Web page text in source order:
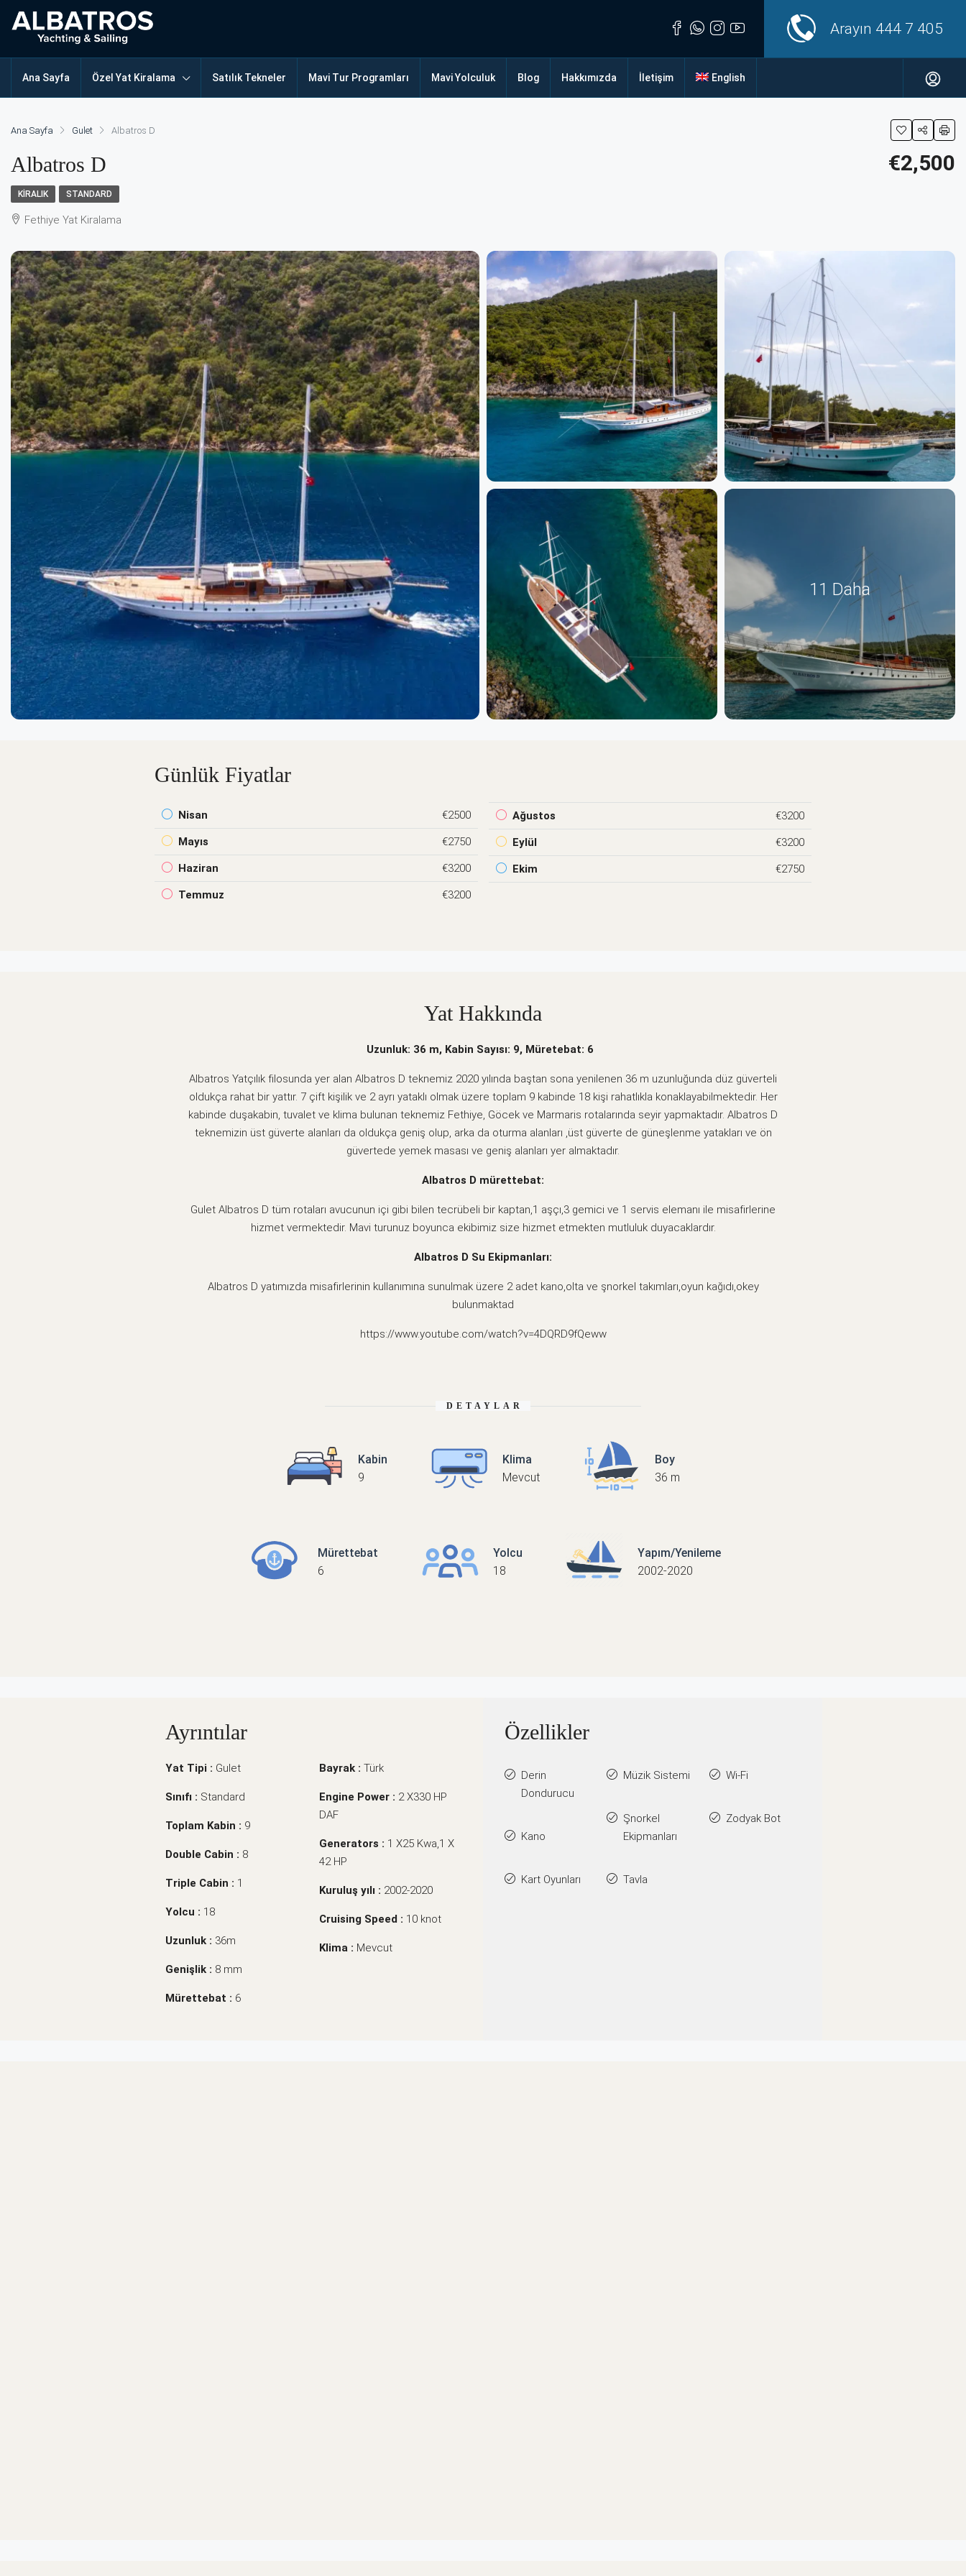
Arayın 444 7 405
Ana Sayfa Özel Yat Kiralama Satılık Tekneler Mavi Tur Programları Mavi Yolculuk Blog Hakkımızda İletişim English
Ana Sayfa Gulet Albatros D
Albatros D €2,500
KIRALIK STANDARD
Fethiye Yat Kiralama
11 Daha
Günlük Fiyatlar
Nisan €2500
Mayıs €2750
Haziran €3200
Temmuz €3200
Ağustos €3200
Eylül €3200
Ekim €2750
Yat Hakkında
Uzunluk: 36 m, Kabin Sayısı: 9, Müretebat: 6
Albatros Yatçılık filosunda yer alan Albatros D teknemiz 2020 yılında baştan sona yenilenen 36 m uzunluğunda düz güverteli
oldukça rahat bir yattır. 7 çift kişilik ve 2 ayrı yataklı olmak üzere toplam 9 kabinde 18 kişi rahatlıkla konaklayabilmektedir. Her
kabinde duşakabin, tuvalet ve klima bulunan teknemiz Fethiye, Göcek ve Marmaris rotalarında seyir yapmaktadır. Albatros D
teknemizin üst güverte alanları da oldukça geniş olup, arka da oturma alanları ,üst güverte de güneşlenme yatakları ve ön
güvertede yemek masası ve geniş alanları yer almaktadır.
Albatros D mürettebat:
Gulet Albatros D tüm rotaları avucunun içi gibi bilen tecrübeli bir kaptan,1 aşçı,3 gemici ve 1 servis elemanı ile misafirlerine
hizmet vermektedir. Mavi turunuz boyunca ekibimiz size hizmet etmekten mutluluk duyacaklardır.
Albatros D Su Ekipmanları:
Albatros D yatımızda misafirlerinin kullanımına sunulmak üzere 2 adet kano,olta ve şnorkel takımları,oyun kağıdı,okey
bulunmaktad
https://www.youtube.com/watch?v=4DQRD9fQeww
DETAYLAR
Kabin
9
Klima
Mevcut
Boy
36 m
Mürettebat
6
Yolcu
18
Yapım/Yenileme
2002-2020
Ayrıntılar
Yat Tipi : Gulet
Sınıfı : Standard
Toplam Kabin : 9
Double Cabin : 8
Triple Cabin : 1
Yolcu : 18
Uzunluk : 36m
Genişlik : 8 mm
Mürettebat : 6
Bayrak : Türk
Engine Power : 2 X330 HP
DAF
Generators : 1 X25 Kwa,1 X
42 HP
Kuruluş yılı : 2002-2020
Cruising Speed : 10 knot
Klima : Mevcut
Özellikler
Derin
Dondurucu
Kano
Kart Oyunları
Müzik Sistemi
Şnorkel
Ekipmanları
Tavla
Wi-Fi
Zodyak Bot